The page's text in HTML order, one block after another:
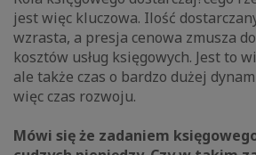
jest więc kluczowa. Ilość
wzrasta, a presja cenowa zmusza
kosztów usług księgowych. Jest to
ale także czas o bardzo dużej
więc czas rozwoju.
Mówi się że zadaniem